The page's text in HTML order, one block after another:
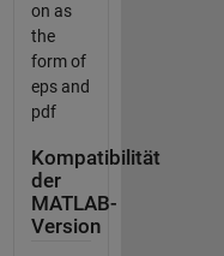
on as
the
form of
eps and
pdf
Kompatibilität
der
MATLAB-
Version